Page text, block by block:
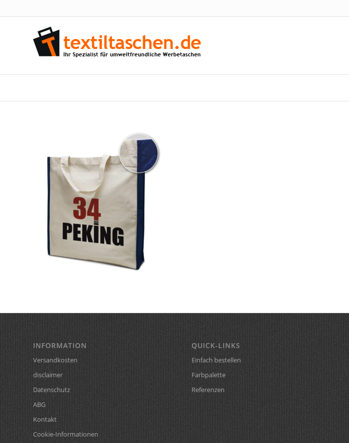
INFORMATION
Versandkosten
disclaimer
Datenschutz
ABG
Kontakt
Cookie-Informationen
QUICK-LINKS
Einfach bestellen
Farbpalette
Referenzen